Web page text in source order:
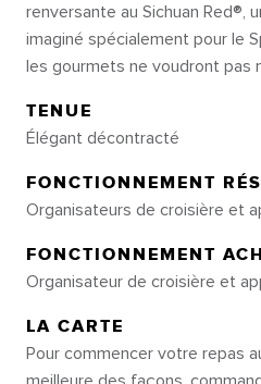
renversante au Sichuan Red®,
imaginé spécialement pour le
les gourmets ne voudront pas
TENUE
Élégant décontracté
FONCTIONNEMENT
Organisateurs de croisière et
FONCTIONNEMENT
Organisateur de croisière et
LA CARTE
Pour commencer votre repas